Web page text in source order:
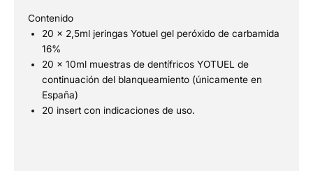
Contenido
20 x 2,5ml jeringas Yotuel gel peróxido de carbamida
16%
20 x 10ml muestras de dentífricos YOTUEL de
continuación del blanqueamiento (únicamente en
España)
20 insert con indicaciones de uso.